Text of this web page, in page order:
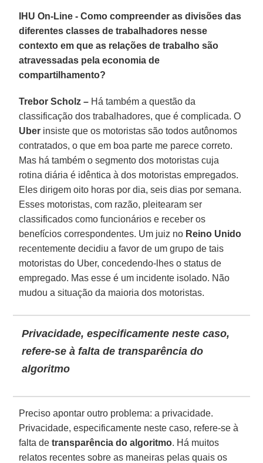
IHU On-Line - Como compreender as divisões das
diferentes classes de trabalhadores nesse
contexto em que as relações de trabalho são
atravessadas pela economia de
compartilhamento?
Trebor Scholz – Há também a questão da
classificação dos trabalhadores, que é complicada. O
Uber insiste que os motoristas são todos autônomos
contratados, o que em boa parte me parece correto.
Mas há também o segmento dos motoristas cuja
rotina diária é idêntica à dos motoristas empregados.
Eles dirigem oito horas por dia, seis dias por semana.
Esses motoristas, com razão, pleitearam ser
classificados como funcionários e receber os
benefícios correspondentes. Um juiz no Reino Unido
recentemente decidiu a favor de um grupo de tais
motoristas do Uber, concedendo-lhes o status de
empregado. Mas esse é um incidente isolado. Não
mudou a situação da maioria dos motoristas.
Privacidade, especificamente neste caso,
refere-se à falta de transparência do
algoritmo
Preciso apontar outro problema: a privacidade.
Privacidade, especificamente neste caso, refere-se à
falta detransparência do algoritmo. Há muitos
relatos recentes sobre as maneiras pelas quais os